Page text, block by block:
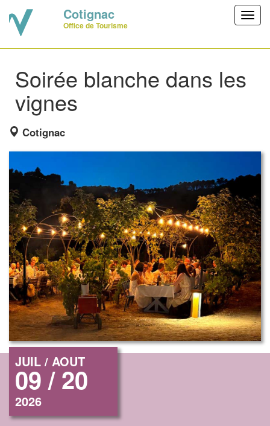
Cotignac
Office de Tourisme
Soirée blanche dans les
vignes
Cotignac
JUIL / AOUT
09 / 20
2026